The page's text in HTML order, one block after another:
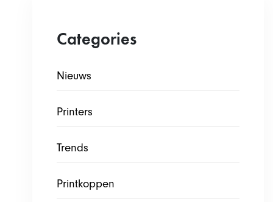
Categories
Nieuws
Printers
Trends
Printkoppen